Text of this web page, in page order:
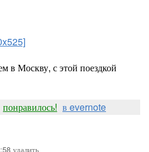
в Москву, с этой поездкой
понравилось! в evernote
удалить